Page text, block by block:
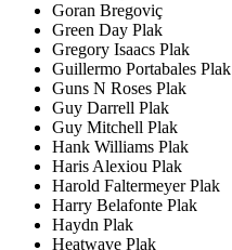
Goran Bregoviç
Green Day Plak
Gregory Isaacs Plak
Guillermo Portabales Plak
Guns N Roses Plak
Guy Darrell Plak
Guy Mitchell Plak
Hank Williams Plak
Haris Alexiou Plak
Harold Faltermeyer Plak
Harry Belafonte Plak
Haydn Plak
Heatwave Plak